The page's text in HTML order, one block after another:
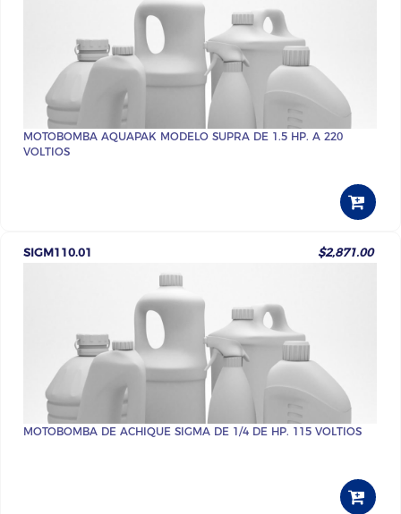
MOTOBOMBA AQUAPAK MODELO SUPRA DE 1.5 HP. A 220
VOLTIOS
SIGM110.01 $2,871.00
MOTOBOMBA DE ACHIQUE SIGMA DE 1/4 DE HP. 115 VOLTIOS